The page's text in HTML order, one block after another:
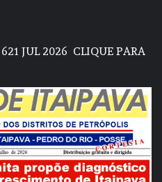
JUL 2026 CLIQUE PARA